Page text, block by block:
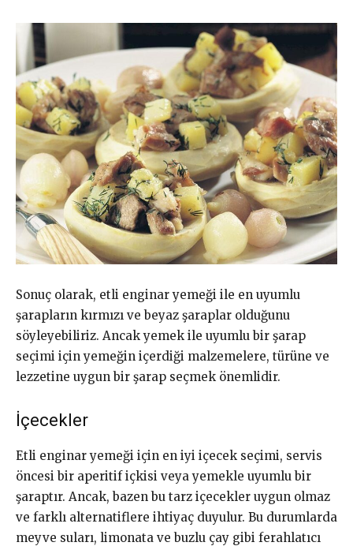
Sonuç olarak, etli enginar yemeği ile en uyumlu
şarapların kırmızı ve beyaz şaraplar olduğunu
söyleyebiliriz. Ancak yemek ile uyumlu bir şarap
seçimi için yemeğin içerdiği malzemelere, türüne ve
lezzetine uygun bir şarap seçmek önemlidir.
İçecekler
Etli enginar yemeği için en iyi içecek seçimi, servis
öncesi bir aperitif içkisi veya yemekle uyumlu bir
şaraptır. Ancak, bazen bu tarz içecekler uygun olmaz
ve farklı alternatiflere ihtiyaç duyulur. Bu durumlarda
meyve suları, limonata ve buzlu çay gibi ferahlatıcı